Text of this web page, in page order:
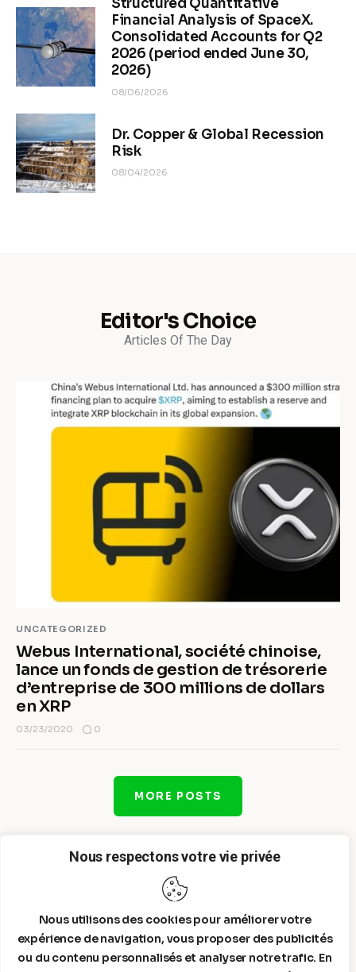
Nous respectons votre vie privée
Nous utilisons des cookies pour améliorer votre
expérience de navigation, vous proposer des publicités
ou du contenu personnalisés et analyser notre trafic. En
Structured Quantitative
Financial Analysis of SpaceX.
Consolidated Accounts for Q2
2026 (period ended June 30,
2026)
08/06/2026
Dr. Copper & Global Recession
Risk
08/04/2026
Editor's Choice
Articles Of The Day
UNCATEGORIZED
Webus International, société chinoise,
lance un fonds de gestion de trésorerie
d’entreprise de 300 millions de dollars
en XRP
03/23/2020 0
MORE POSTS